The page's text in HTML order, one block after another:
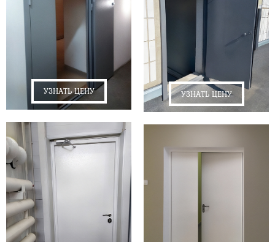
УЗНАТЬ ЦЕНУ УЗНАТЬ ЦЕНУ